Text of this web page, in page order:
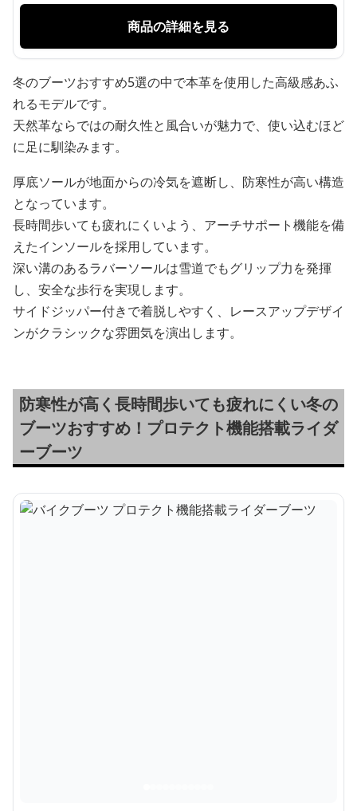
商品の詳細を見る
冬のブーツおすすめ5選の中で本革を使用した高級感あふ
れるモデルです。
天然革ならではの耐久性と風合いが魅力で、使い込むほど
に足に馴染みます。
厚底ソールが地面からの冷気を遮断し、防寒性が高い構造
となっています。
長時間歩いても疲れにくいよう、アーチサポート機能を備
えたインソールを採用しています。
深い溝のあるラバーソールは雪道でもグリップ力を発揮
し、安全な歩行を実現します。
サイドジッパー付きで着脱しやすく、レースアップデザイ
ンがクラシックな雰囲気を演出します。
防寒性が高く長時間歩いても疲れにくい冬の
ブーツおすすめ！プロテクト機能搭載ライダ
ーブーツ